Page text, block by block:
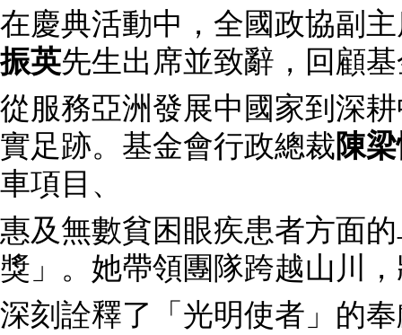
在慶典活動中，全國政協副
振英先生出席並致辭，回顧
從服務亞洲發展中國家到深
實足跡。基金會行政總裁陳
車項目、
惠及無數貧困眼疾患者方面
獎」。她帶領團隊跨越山川
深刻詮釋了「光明使者」的